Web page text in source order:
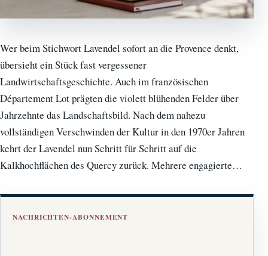
Wer beim Stichwort Lavendel sofort an die Provence denkt,
übersieht ein Stück fast vergessener
Landwirtschaftsgeschichte. Auch im französischen
Département Lot prägten die violett blühenden Felder über
Jahrzehnte das Landschaftsbild. Nach dem nahezu
vollständigen Verschwinden der Kultur in den 1970er Jahren
kehrt der Lavendel nun Schritt für Schritt auf die
Kalkhochflächen des Quercy zurück. Mehrere engagierte…
NACHRICHTEN-ABONNEMENT